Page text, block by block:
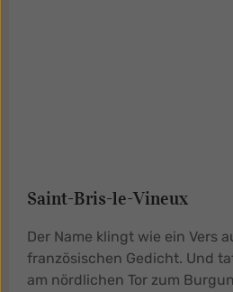
Saint-Bris-le-Vineux
Der Name klingt wie ein Vers
französischen Gedicht. Und
am nördlichen Tor zum